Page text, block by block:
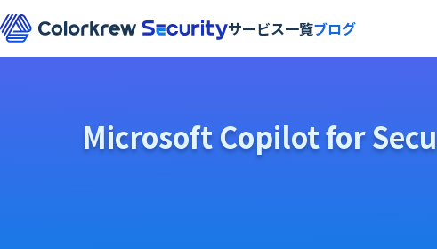
サービス一覧
Google Cloudセキュリティ
ブログ
Microsoft Copilot for